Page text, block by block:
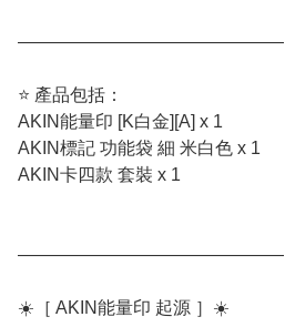
———————————————
⭐️ 產品包括：
AKIN能量印 [K白金][A] x 1
AKIN標記 功能袋 細 米白色 x 1
AKIN卡四款 套裝 x 1
———————————————
☀️［ AKIN能量印 起源 ］☀️